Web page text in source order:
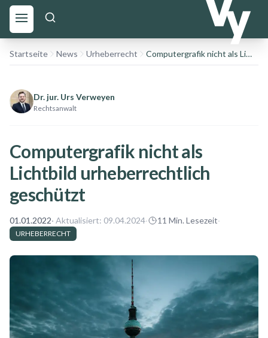
Startseite News Urheberrecht Computergrafik nicht als Lichtbild urheberrechtlich geschützt
Dr. jur. Urs Verweyen
Rechtsanwalt
Computergrafik nicht als
Lichtbild urheberrechtlich
geschützt
01.01.2022· Aktualisiert: 09.04.2024· 11 Min. Lesezeit·
URHEBERRECHT